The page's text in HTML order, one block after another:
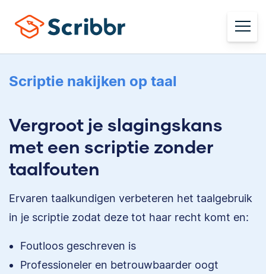
Scriptie nakijken op taal
Vergroot je slagingskans
met een scriptie zonder
taalfouten
Ervaren taalkundigen verbeteren het taalgebruik
in je scriptie zodat deze tot haar recht komt en:
Foutloos geschreven is
Professioneler en betrouwbaarder oogt